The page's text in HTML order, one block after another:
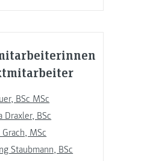
BSc MSc
Draxler, BSc
MSc
Staubmann, BSc